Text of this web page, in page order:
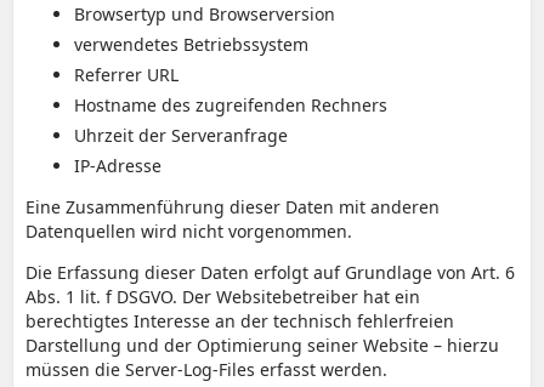
Browsertyp und Browserversion
verwendetes Betriebssystem
Referrer URL
Hostname des zugreifenden Rechners
Uhrzeit der Serveranfrage
IP-Adresse
Eine Zusammenführung dieser Daten mit anderen
Datenquellen wird nicht vorgenommen.
Die Erfassung dieser Daten erfolgt auf Grundlage von Art. 6
Abs. 1 lit. f DSGVO. Der Websitebetreiber hat ein
berechtigtes Interesse an der technisch fehlerfreien
Darstellung und der Optimierung seiner Website – hierzu
müssen die Server-Log-Files erfasst werden.